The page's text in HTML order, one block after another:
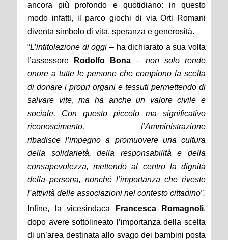
ancora più profondo e quotidiano: in questo
modo infatti, il parco giochi di via Orti Romani
diventa simbolo di vita, speranza e generosità.
“L’intitolazione di oggi – ha dichiarato a sua volta
l’assessore
Rodolfo Bona – non solo rende
onore a tutte le persone che compiono la scelta
di donare i propri organi e tessuti permettendo di
salvare vite,ma ha anche un valore civile e
sociale. Con questo piccolo ma significativo
riconoscimento, l’Amministrazione
ribadiscel’impegno a promuovere una cultura
della solidarietà, della responsabilità e della
consapevolezza, mettendo al centro la dignità
della persona, nonché l’importanza che riveste
l’attività delle associazioni nel contesto cittadino”.
Infine, la vicesindaca
Francesca Romagnoli,
dopo avere sottolineato l’importanza della scelta
di un’area destinata allo svago dei bambini posta